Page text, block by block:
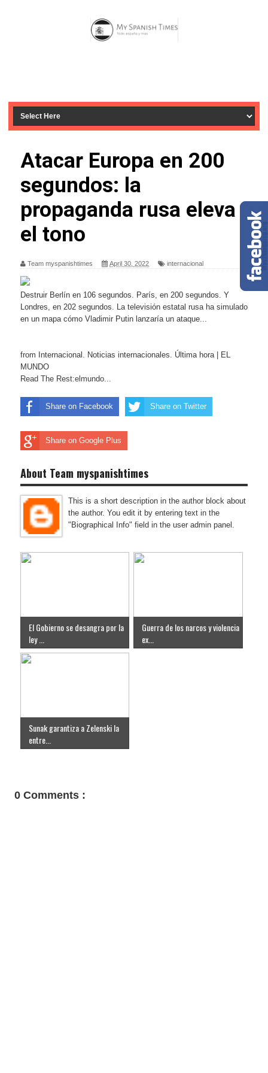
Atacar Europa en 200
segundos: la
propaganda rusa eleva
el tono
Team myspanishtimes April 30, 2022 internacional
Destruir Berlín en 106 segundos. París, en 200 segundos. Y
Londres, en 202 segundos. La televisión estatal rusa ha simulado
en un mapa cómo Vladimir Putin lanzaría un ataque...
from Internacional. Noticias internacionales. Última hora | EL
MUNDO
Read The Rest:elmundo...
Share on Facebook Share on Twitter
Share on Google Plus
About Team myspanishtimes
This is a short description in the author block about
the author. You edit it by entering text in the
"Biographical Info" field in the user admin panel.
El Gobierno se desangra por la
ley ...
Guerra de los narcos y violencia
ex...
Sunak garantiza a Zelenski la
entre...
0 Comments :